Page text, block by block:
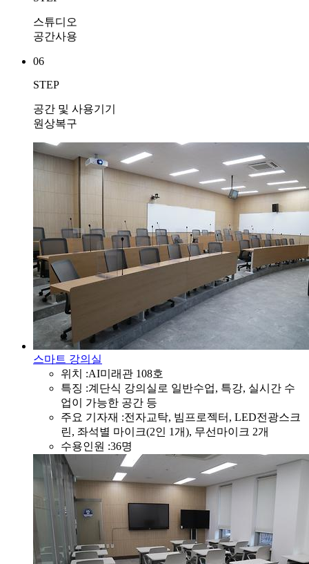
스튜디오
공간사용
06
STEP
공간 및 사용기기
원상복구
스마트 강의실
위치 :AI미래관 108호
특징 :계단식 강의실로 일반수업, 특강, 실시간 수
업이 가능한 공간 등
주요 기자재 :전자교탁, 빔프로젝터, LED전광스크
린, 좌석별 마이크(2인 1개), 무선마이크 2개
수용인원 :36명